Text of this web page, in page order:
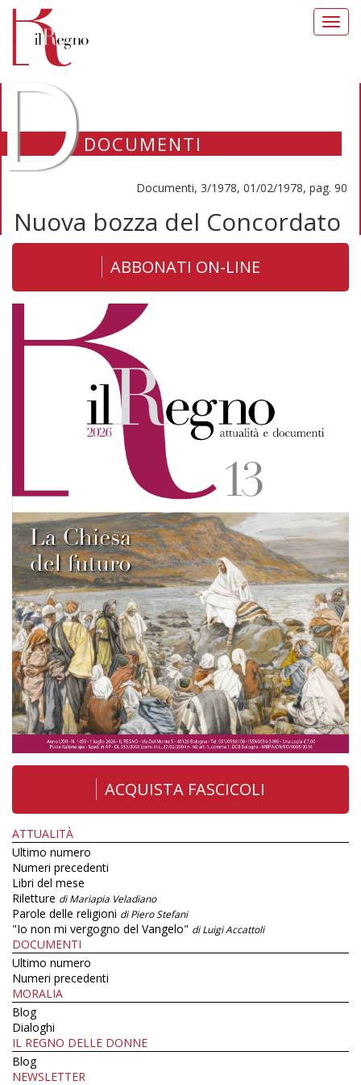
DOCUMENTI
Documenti, 3/1978, 01/02/1978, pag. 90
Nuova bozza del Concordato
ABBONATI ON-LINE
ACQUISTA FASCICOLI
ATTUALITÀ
Ultimo numero
Numeri precedenti
Libri del mese
Riletture di Mariapia Veladiano
Parole delle religioni di Piero Stefani
"Io non mi vergogno del Vangelo" di Luigi Accattoli
DOCUMENTI
Ultimo numero
Numeri precedenti
MORALIA
Blog
Dialoghi
IL REGNO DELLE DONNE
Blog
NEWSLETTER